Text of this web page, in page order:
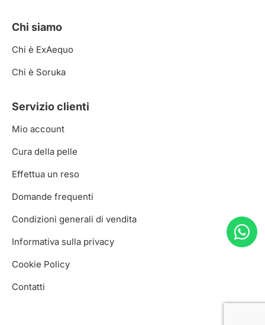
Chi siamo
Chi è ExAequo
Chi è Soruka
Servizio clienti
Mio account
Cura della pelle
Effettua un reso
Domande frequenti
Condizioni generali di vendita
Informativa sulla privacy
Cookie Policy
Contatti